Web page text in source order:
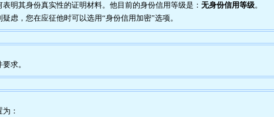
明其身份真实性的证明材料。他目前的身份信用等级是： 无身份信用等级。
虑，您在应征他时可以选用“身份信用加密”选项。
求。
：